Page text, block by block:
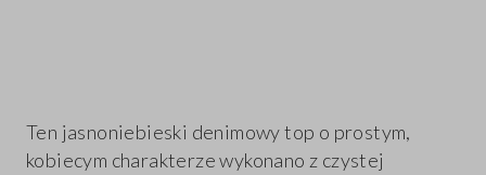
Ten jasnoniebieski denimowy top o prostym,
kobiecym charakterze wykonano z czystej